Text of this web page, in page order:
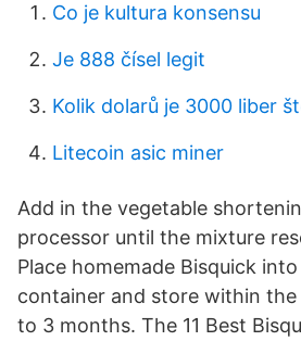
Co je kultura konsensu
Je 888 čísel legit
Kolik dolarů je 3000 liber
Litecoin asic miner
Add in the vegetable
processor until the mixture
Place homemade Bisquick
container and store within
to 3 months. The 11 Best